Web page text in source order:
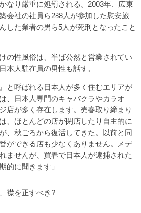
なり厳重に処罰される。2003年、広東
会社の社員ら288人が参加した慰安旅
した業者の男ら5人が死刑となったこと
の性風俗は、半ば公然と営業されてい
本人駐在員の男性も話す。
と呼ばれる日本人が多く住むエリアが
、日本人専門のキャバクラやカラオ
店が多く存在します。売春取り締まり
、ほとんどの店が閉店したり自主的に
、秋ごろから復活してきた。以前と同
ができる店も少なくありません。メデ
ませんが、買春で日本人が逮捕された
的に聞きます」
襟を正すべき?